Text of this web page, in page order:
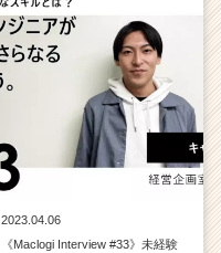
2023.04.06
《Maclogi Interview #33》未経験